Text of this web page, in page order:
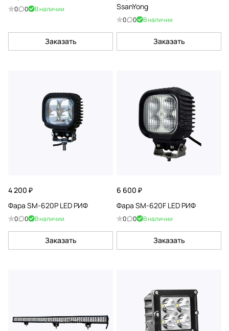
0 0 В наличии
Заказать
SsanYong
0 0 В наличии
Заказать
4 200 ₽
Фара SM-620P LED РИФ
0 0 В наличии
Заказать
6 600 ₽
Фара SM-620F LED РИФ
0 0 В наличии
Заказать